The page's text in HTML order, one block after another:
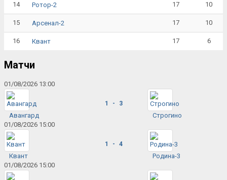
14 Ротор-2 17 10
15 Арсенал-2 17 10
16 Квант 17 6
Матчи
01/08/2026 13:00
Авангард
1 - 3
Строгино
01/08/2026 15:00
Квант
1 - 4
Родина-3
01/08/2026 15:00